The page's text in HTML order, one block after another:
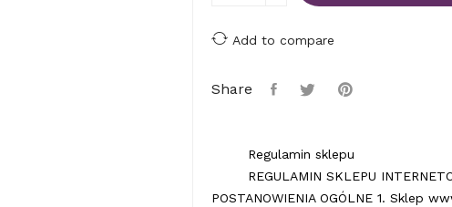
Add to compare
Share
Regulamin sklepu
REGULAMIN SKLEPU
POSTANOWIENIA OGÓLNE 1. Sklep